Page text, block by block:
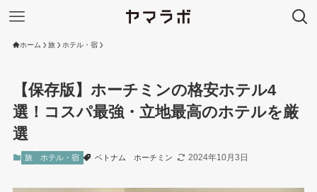
ホーム 旅 ホテル・宿
【保存版】ホーチミンの格安ホテル4
選！コスパ最強・立地最高のホテルを厳
選
旅 ホテル・宿 ベトナム ホーチミン 2024年10月3日